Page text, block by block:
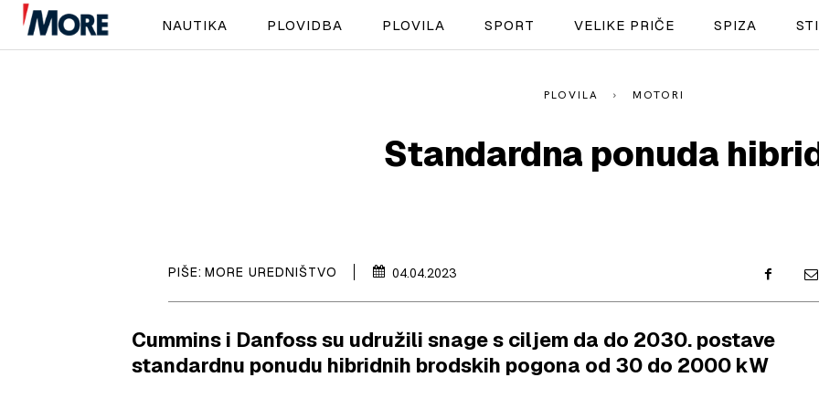
SPORT
PRETPLATA
NAUTIKA PLOVIDBA PLOVILA SPORT VELIKE PRIČE SPIZA
PLOVILA MOTORI
Standardna ponuda
PIŠE: MORE UREDNIŠTVO 04.04.2023
Cummins i Danfoss su udružili snage s ciljem da do 2030. postave
standardnu ponudu hibridnih brodskih pogona od 30 do 2000 kW